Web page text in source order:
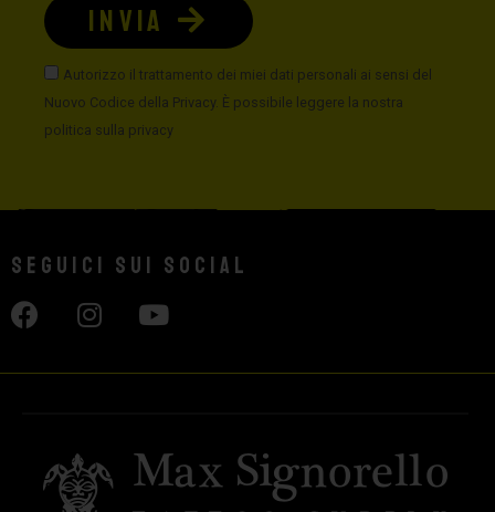
Autorizzo il trattamento dei miei dati personali ai sensi del
Nuovo Codice della Privacy. È possibile leggere la nostra
politica sulla privacy
INVIA
Seguici sui social